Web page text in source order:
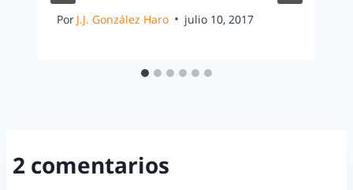
Por J.J. González Haro julio 10, 2017
2 comentarios